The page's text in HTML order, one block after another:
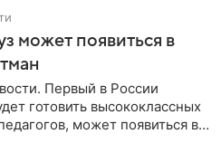
может появиться в
Первый в России
готовить высококлассных
может появиться в